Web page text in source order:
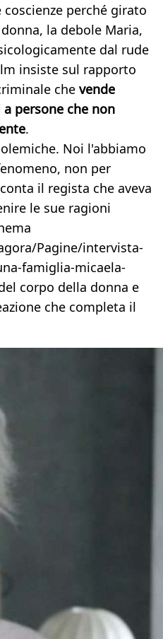
perché girato
la debole Maria,
dal rude
insiste sul rapporto
che vende
persone che non
.
Noi l'abbiamo
non per
il regista che aveva
le sue ragioni
Pagine/intervista-
famiglia-micaela-
corpo della donna e
che completa il